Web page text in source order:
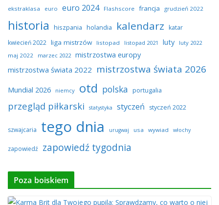
ekstraklasa
euro euro 2024 Flashscore francja grudzień 2022
historia hiszpania holandia kalendarz katar
kwiecień 2022 liga mistrzów listopad listopad 2021 luty
luty 2022
maj 2022
marzec 2022 mistrzostwa europy
mistrzostwa świata 2022 mistrzostwa świata 2026
Mundial 2026 niemcy otd polska portugalia
przegląd piłkarski statystyka styczeń styczeń 2022
szwajcaria tego dnia urugwaj usa wywiad włochy
zapowiedź zapowiedź tygodnia
Poza boiskiem